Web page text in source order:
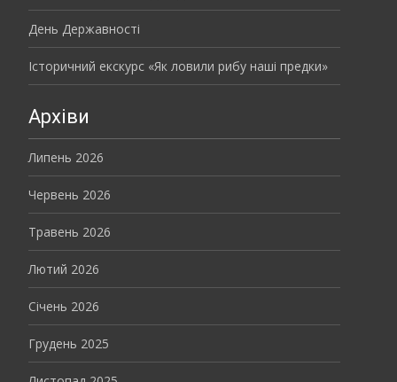
День Державності
Історичний екскурс «Як ловили рибу наші предки»
Архіви
Липень 2026
Червень 2026
Травень 2026
Лютий 2026
Січень 2026
Грудень 2025